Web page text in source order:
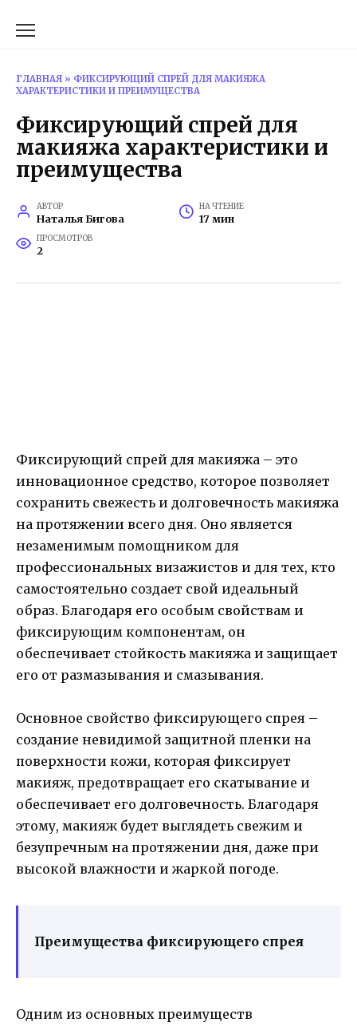
ГЛАВНАЯ » ФИКСИРУЮЩИЙ СПРЕЙ ДЛЯ МАКИЯЖА
ХАРАКТЕРИСТИКИ И ПРЕИМУЩЕСТВА
Фиксирующий спрей для
макияжа характеристики и
преимущества
АВТОР
Наталья Бигова
НА ЧТЕНИЕ
17 мин
ПРОСМОТРОВ
2
Фиксирующий спрей для макияжа – это
инновационное средство, которое позволяет
сохранить свежесть и долговечность макияжа
на протяжении всего дня. Оно является
незаменимым помощником для
профессиональных визажистов и для тех, кто
самостоятельно создает свой идеальный
образ. Благодаря его особым свойствам и
фиксирующим компонентам, он
обеспечивает стойкость макияжа и защищает
его от размазывания и смазывания.
Основное свойство фиксирующего спрея –
создание невидимой защитной пленки на
поверхности кожи, которая фиксирует
макияж, предотвращает его скатывание и
обеспечивает его долговечность. Благодаря
этому, макияж будет выглядеть свежим и
безупречным на протяжении дня, даже при
высокой влажности и жаркой погоде.
Преимущества фиксирующего спрея
Одним из основных преимуществ